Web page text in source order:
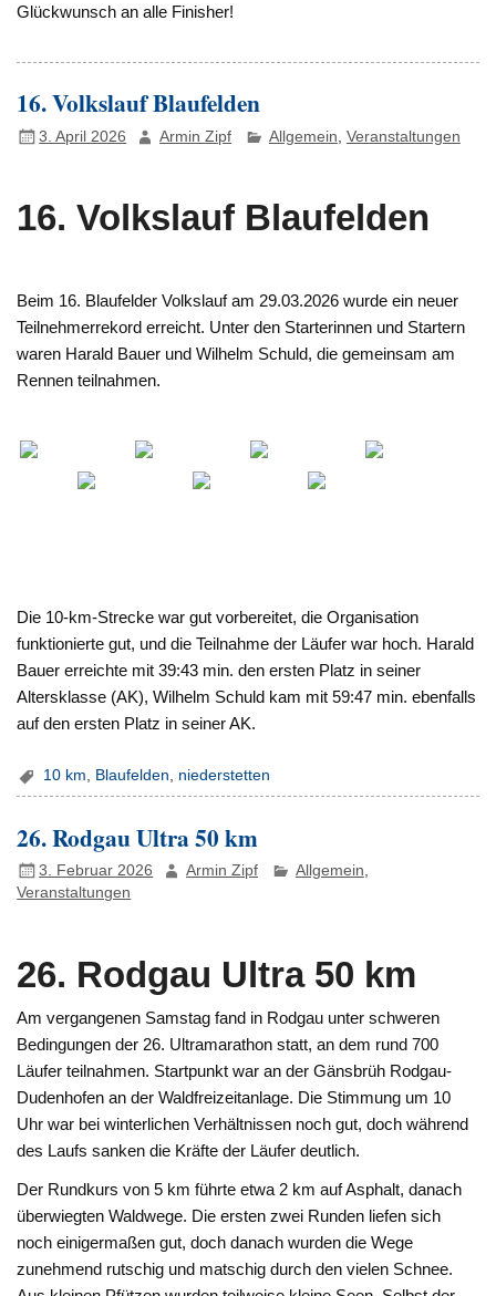
Glückwunsch an alle Finisher!
16. Volkslauf Blaufelden
3. April 2026 Armin Zipf Allgemein Veranstaltungen
16. Volkslauf Blaufelden
Beim 16. Blaufelder Volkslauf am 29.03.2026 wurde ein neuer
Teilnehmerrekord erreicht. Unter den Starterinnen und Startern
waren Harald Bauer und Wilhelm Schuld, die gemeinsam am
Rennen teilnahmen.
Die 10-km-Strecke war gut vorbereitet, die Organisation
funktionierte gut, und die Teilnahme der Läufer war hoch. Harald
Bauer erreichte mit 39:43 min. den ersten Platz in seiner
Altersklasse (AK), Wilhelm Schuld kam mit 59:47 min. ebenfalls
auf den ersten Platz in seiner AK.
10 km, Blaufelden, niederstetten
26. Rodgau Ultra 50 km
3. Februar 2026 Armin Zipf Allgemein
Veranstaltungen
26. Rodgau Ultra 50 km
Am vergangenen Samstag fand in Rodgau unter schweren
Bedingungen der 26. Ultramarathon statt, an dem rund 700
Läufer teilnahmen. Startpunkt war an der Gänsbrüh Rodgau-
Dudenhofen an der Waldfreizeitanlage. Die Stimmung um 10
Uhr war bei winterlichen Verhältnissen noch gut, doch während
des Laufs sanken die Kräfte der Läufer deutlich.
Der Rundkurs von 5 km führte etwa 2 km auf Asphalt, danach
überwiegten Waldwege. Die ersten zwei Runden liefen sich
noch einigermaßen gut, doch danach wurden die Wege
zunehmend rutschig und matschig durch den vielen Schnee.